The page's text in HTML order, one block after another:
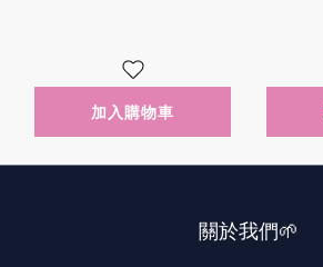
加入購物車
關於我們🌱